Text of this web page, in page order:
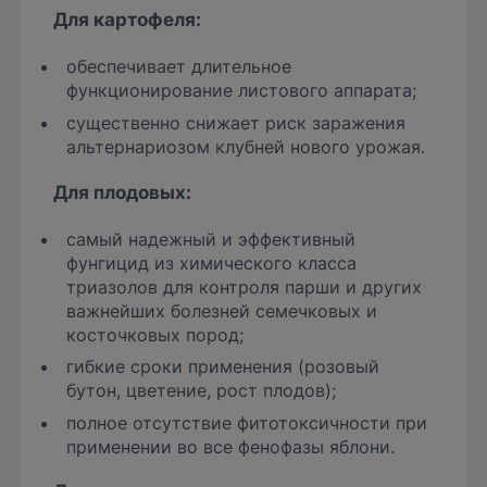
Для картофеля:
обеспечивает длительное
функционирование листового аппарата;
существенно снижает риск заражения
альтернариозом клубней нового урожая.
Для плодовых:
самый надежный и эффективный
фунгицид из химического класса
триазолов для контроля парши и других
важнейших болезней семечковых и
косточковых пород;
гибкие сроки применения (розовый
бутон, цветение, рост плодов);
полное отсутствие фитотоксичности при
применении во все фенофазы яблони.